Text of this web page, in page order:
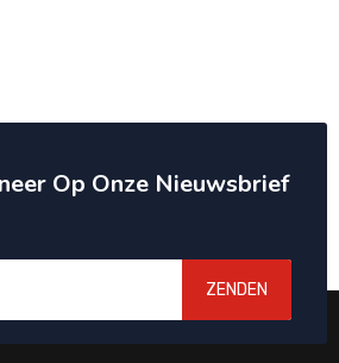
Op Onze Nieuwsbrief
ZENDEN